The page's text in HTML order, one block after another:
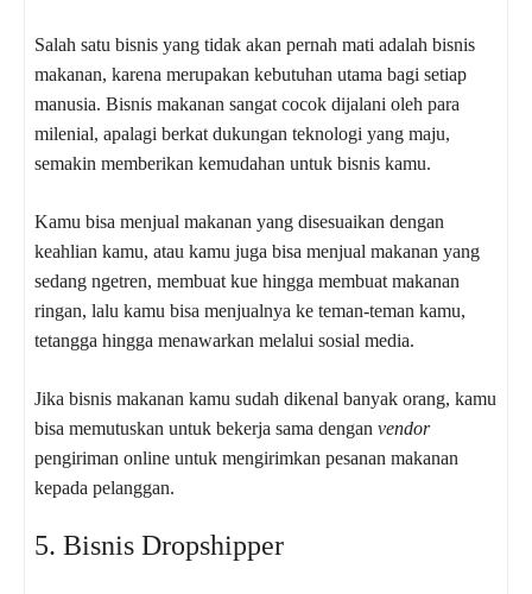
Salah satu bisnis yang tidak akan pernah mati adalah bisnis
makanan, karena merupakan kebutuhan utama bagi setiap
manusia. Bisnis makanan sangat cocok dijalani oleh para
milenial, apalagi berkat dukungan teknologi yang maju,
semakin memberikan kemudahan untuk bisnis kamu.
Kamu bisa menjual makanan yang disesuaikan dengan
keahlian kamu, atau kamu juga bisa menjual makanan yang
sedang ngetren, membuat kue hingga membuat makanan
ringan, lalu kamu bisa menjualnya ke teman-teman kamu,
tetangga hingga menawarkan melalui sosial media.
Jika bisnis makanan kamu sudah dikenal banyak orang, kamu
bisa memutuskan untuk bekerja sama dengan vendor
pengiriman online untuk mengirimkan pesanan makanan
kepada pelanggan.
5. Bisnis Dropshipper